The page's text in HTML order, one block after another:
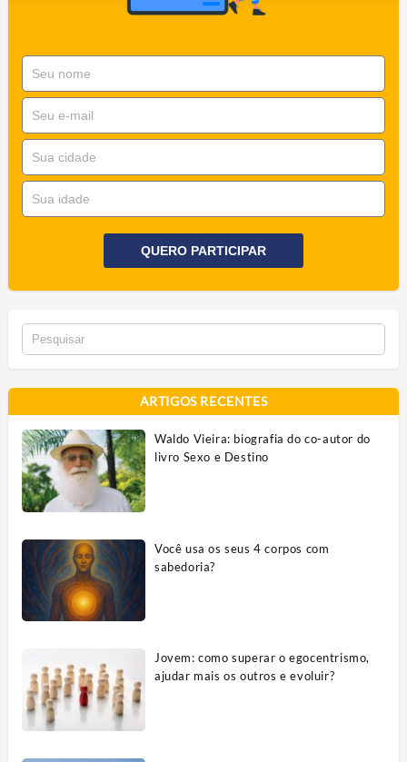
QUERO PARTICIPAR
ARTIGOS RECENTES
Waldo Vieira: biografia do co-autor do
livro Sexo e Destino
Você usa os seus 4 corpos com
sabedoria?
Jovem: como superar o egocentrismo,
ajudar mais os outros e evoluir?